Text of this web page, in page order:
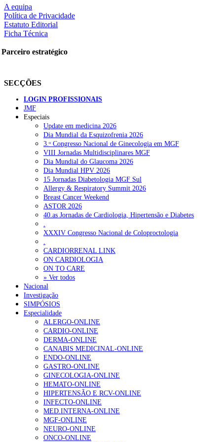
A equipa
Política de Privacidade
Estatuto Editorial
Ficha Técnica
Parceiro estratégico
SECÇÕES
LOGIN PROFISSIONAIS
JMF
Especiais
Update em medicina 2026
Dia Mundial da Esquizofrenia 2026
3.ᵒ Congresso Nacional de Ginecologia em MGF
VIII Jornadas Multidisciplinares MGF
Dia Mundial do Glaucoma 2026
Dia Mundial HPV 2026
15 Jornadas Diabetologia MGF Sul
Allergy & Respiratory Summit 2026
Breast Cancer Weekend
ASTOR 2026
40.as Jornadas de Cardiologia, Hipertensão e Diabetes
XXXIV Congresso Nacional de Coloproctologia
CARDIORRENAL LINK
ON CARDIOLOGIA
ON TO CARE
» Ver todos
Nacional
Investigação
SIMPÓSIOS
Especialidade
ALERGO-ONLINE
CARDIO-ONLINE
DERMA-ONLINE
CANABIS MEDICINAL-ONLINE
ENDO-ONLINE
GASTRO-ONLINE
GINECOLOGIA-ONLINE
HEMATO-ONLINE
HIPERTENSÃO E RCV-ONLINE
INFECTO-ONLINE
MED.INTERNA-ONLINE
MGF-ONLINE
NEURO-ONLINE
ONCO-ONLINE